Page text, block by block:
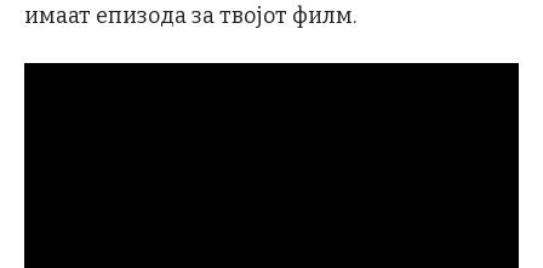
имаат епизода за твојот филм.